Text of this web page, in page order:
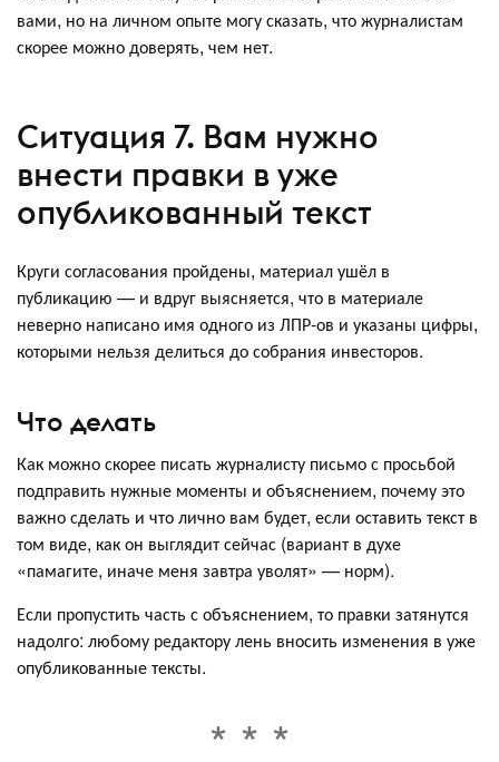
вами, но на личном опыте могу сказать, что журналистам
скорее можно доверять, чем нет.
Ситуация 7. Вам нужно
внести правки в уже
опубликованный текст
Круги согласования пройдены, материал ушёл в
публикацию — и вдруг выясняется, что в материале
неверно написано имя одного из ЛПР-ов и указаны цифры,
которыми нельзя делиться до собрания инвесторов.
Что делать
Как можно скорее писать журналисту письмо с просьбой
подправить нужные моменты и объяснением, почему это
важно сделать и что лично вам будет, если оставить текст в
том виде, как он выглядит сейчас (вариант в духе
«памагите, иначе меня завтра уволят» — норм).
Если пропустить часть с объяснением, то правки затянутся
надолго: любому редактору лень вносить изменения в уже
опубликованные тексты.